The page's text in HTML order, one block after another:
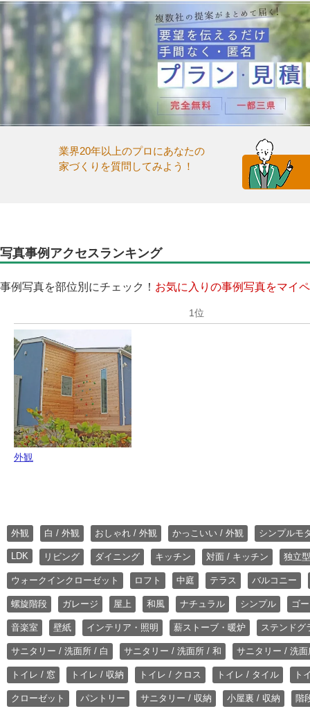
業界20年以上のプロにあなたの
家づくりを質問してみよう！
写真事例アクセスランキング
事例写真を部位別にチェック！ お気に入りの事例写真をマイ
外観
外観 白 / 外観 おしゃれ / 外観 かっこいい / 外観 シンプルモ
LDK リビング ダイニング キッチン 対面 / キッチン 独立
ウォークインクローゼット ロフト 中庭 テラス バルコニー
螺旋階段 ガレージ 屋上 和風 ナチュラル シンプル ゴ
音楽室 壁紙 インテリア・照明 薪ストーブ・暖炉 ステンドグ
サニタリー / 洗面所 / 白 サニタリー / 洗面所 / 和 サニタリー / 洗
トイレ / 窓 トイレ / 収納 トイレ / クロス トイレ / タイル ト
クローゼット パントリー サニタリー / 収納 小屋裏 / 収納 階